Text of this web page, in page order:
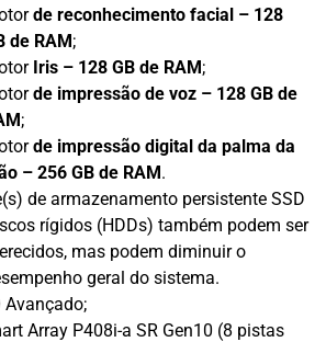
de reconhecimento facial – 128
de RAM;
Iris – 128 GB de RAM;
de impressão de voz – 128 GB de
;
de impressão digital da palma da
– 256 GB de RAM.
de armazenamento persistente SSD
rígidos (HDDs) também podem ser
mas podem diminuir o
geral do sistema.
Avançado;
Array P408i-a SR Gen10 (8 pistas